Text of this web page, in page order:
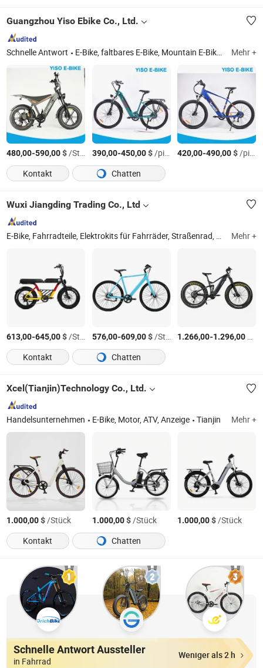
Guangzhou Yiso Ebike Co., Ltd.
Schnelle Antwort E-Bike, faltbares E-Bike, Mountain E-Bike, Stadt E-Bike, Elektrofahrrad, Mini E-Bike, Teile für Elektrofahrräder, E-Bike Umbausätze, faltendes E-Bike, elektrisches Mountainbike Mehr +
480,00-590,00$/Stück 390,00-450,00$/piece 420,00-490,00$/piece
Kontakt
Chatten
Wuxi Jiangding Trading Co., Ltd
E-Bike, Fahrradteile, Elektrokits für Fahrräder, Straßenrad, Fixie, Gravel, Mountainbike, Bambusfahrrad Mehr +
613,00-645,00$/Stück 576,00-609,00$/Stück 1.266,00-1.296,00
/
Kontakt
Chatten
Xcel(Tianjin)Technology Co., Ltd.
Handelsunternehmen E-Bike, Motor, ATV, Anzeige Tianjin Mehr +
1.000,00$/Stück 1.000,00$/Stück 1.000,00$/Stück
Kontakt
Chatten
Schnelle Antwort Aussteller
in Fahrrad
Weniger als 2 h